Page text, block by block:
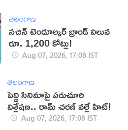
తెలంగాణ
సచిన్ టెండూల్కర్ బ్రాండ్ విలువ
రూ. 1,200 కోట్లు!
Aug 07, 2026, 17:08 IST
తెలంగాణ
పెద్ది సినిమాపై పరుచూరి
విశ్లేషణ.. రామ్ చరణ్ వల్లే హిట్!
Aug 07, 2026, 17:08 IST